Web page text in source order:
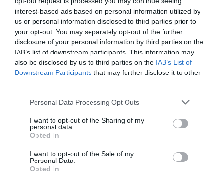
interest-based ads based on personal information utilized by
us or personal information disclosed to third parties prior to
your opt-out. You may separately opt-out of the further
disclosure of your personal information by third parties on the
IAB’s list of downstream participants. This information may
also be disclosed by us to third parties on the IAB’s List of
Downstream Participants that may further disclose it to other
Personal Data Processing Opt Outs
I want to opt-out of the Sharing of my
personal data.
Opted In
I want to opt-out of the Sale of my
Personal Data.
Opted In
prekiauja 65 proc. Estijos pardavėjų.
„Šiandien kiekvienas pardavėjas, planuojantis
pradėti e. prekybą, turėtų iš karto mąstyti
apie visų Baltijos šalių ir Suomijos rinką kaip
vieną ir nedalomą. Lietuva, Latvija, Estija yra
užtikrinti verslo plėtrą ir diferencijuoti
pardavimo kanalus, būtina plėtoti veiklą
kaimyninėse šalyse“, – teigia D. Čiutaitė-
Antanaitė.